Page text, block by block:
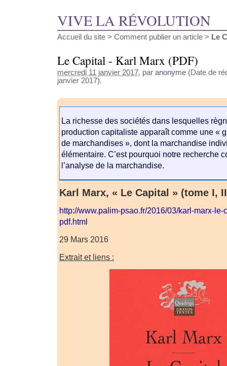
VIVE LA RÉVOLUTION
Accueil du site > Comment publier un article > Le
Le Capital - Karl Marx (PDF)
mercredi 11 janvier 2017, par anonyme (Date de
janvier 2017).
La richesse des sociétés dans lesquelles
production capitaliste apparaît comme une «
de marchandises », dont la marchandise
élémentaire. C’est pourquoi notre recherche
l’analyse de la marchandise.
Karl Marx, « Le Capital » (tome I,
http://www.palim-psao.fr/2016/03/karl-marx-le-
pdf.html
29 Mars 2016
Extrait et liens :